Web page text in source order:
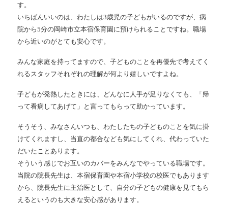
す。
いちばんいいのは、わたしは3歳児の子どもがいるのですが、病
院から5分の岡崎市立本宿保育園に預けられることですね。職場
から近いのがとても安心です。
みんな家庭を持ってますので、子どものことを再優先で考えてく
れるスタッフそれぞれの理解が何より嬉しいですよね。
子どもが発熱したときには、どんなに人手が足りなくても、「帰
って看病してあげて」と言ってもらって助かっています。
そうそう、みなさんいつも、わたしたちの子どものことを気に掛
けてくれますし、当直の都合なども気にしてくれ、代わっていた
だいたことあります。
そういう感じでお互いのカバーをみんなでやっている職場です。
当院の院長先生は、本宿保育園や本宿小学校の校医でもあります
から、院長先生に主治医として、自分の子どもの健康を見てもら
えるというのも大きな安心感があります。